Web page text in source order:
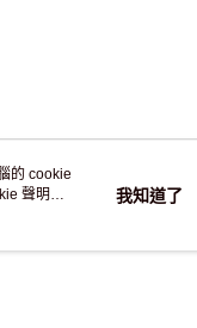
的 cookie
聲明使
我知道了